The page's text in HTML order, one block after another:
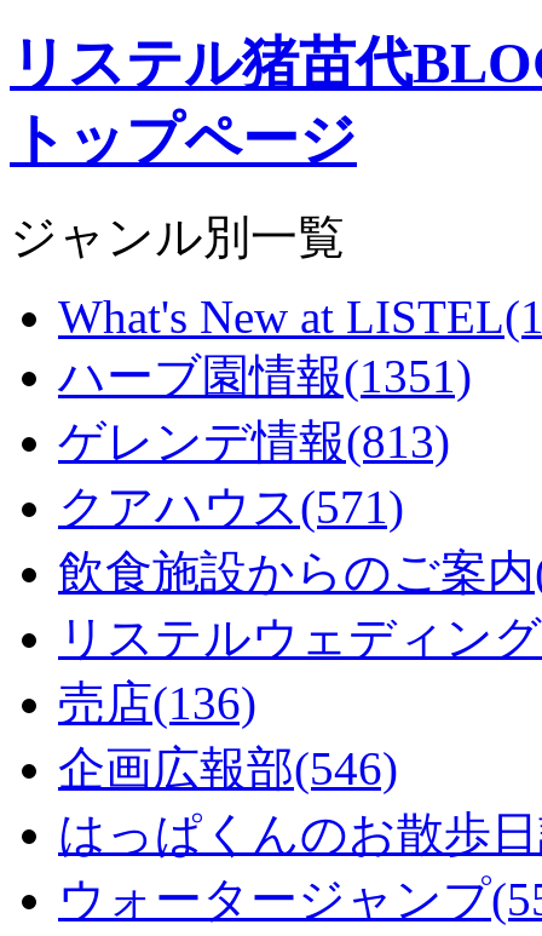
リステル猪苗代
トップページ
ジャンル別一覧
What's New at
ハーブ園情報(1351)
ゲレンデ情報(813)
クアハウス(571)
飲食施設からのご案内
リステルウェディン
売店(136)
企画広報部(546)
はっぱくんのお散歩
ウォータージャンプ